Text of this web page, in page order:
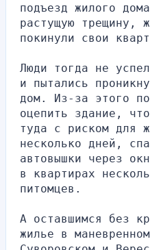
подъезд жилого
растущую трещину,
покинули свои
Люди тогда не
и пытались
дом. Из-за этого
оцепить здание,
туда с риском для
несколько дней,
автовышки через
в квартирах
питомцев.
А оставшимся без
жилье в